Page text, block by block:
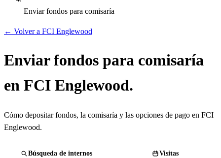
Enviar fondos para comisaría
← Volver a FCI Englewood
Enviar fondos para comisaría
en FCI Englewood.
Cómo depositar fondos, la comisaría y las opciones de pago en FCI
Englewood.
Búsqueda de internos Visitas